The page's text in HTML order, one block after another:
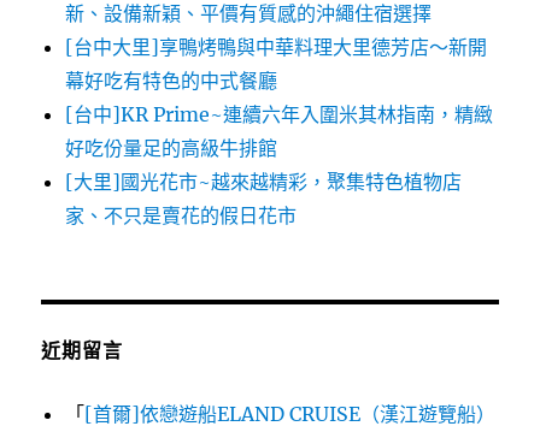
新、設備新穎、平價有質感的沖繩住宿選擇
[台中大里]享鴨烤鴨與中華料理大里德芳店～新開
幕好吃有特色的中式餐廳
[台中]KR Prime~連續六年入圍米其林指南，精緻
好吃份量足的高級牛排館
[大里]國光花市~越來越精彩，聚集特色植物店
家、不只是賣花的假日花市
近期留言
「[首爾]依戀遊船ELAND CRUISE（漢江遊覽船）